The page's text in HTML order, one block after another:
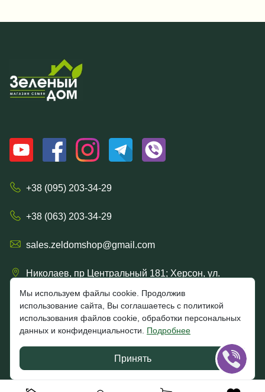
+38 (095) 203-34-29
+38 (063) 203-34-29
sales.zeldomshop@gmail.com
Николаев, пр Центральный 181; Херсон, ул.
4.7★★★★★
★★★★★
Мы используем файлы cookie. Продолжив
использование сайта, Вы соглашаетесь с политикой
использования файлов cookie, обработки персональных
данных и конфиденциальности.
Подробнее
Принять